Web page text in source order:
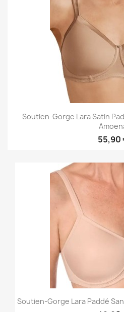
Soutien-Gorge Lara Satin
55,90
Soutien-Gorge Lara Paddé